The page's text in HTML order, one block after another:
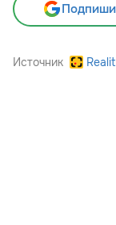
Источник